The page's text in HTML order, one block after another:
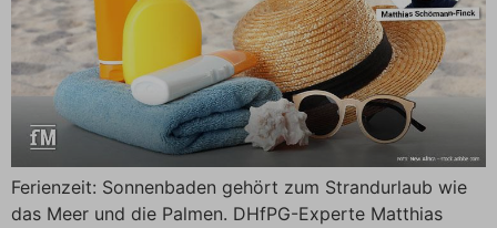
Ferienzeit: Sonnenbaden gehört zum Strandurlaub wie
das Meer und die Palmen. DHfPG-Experte Matthias